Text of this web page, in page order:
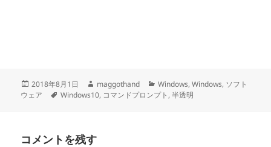
投
稿
2018年8月1日
作
成
maggothand
カ
テ
Windows,Windows, ソフト
ウェア
タ
Windows10, コマンドプロンプト ,半透明
コメントを残す